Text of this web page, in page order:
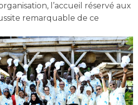
l’accueil réservé aux
remarquable de ce